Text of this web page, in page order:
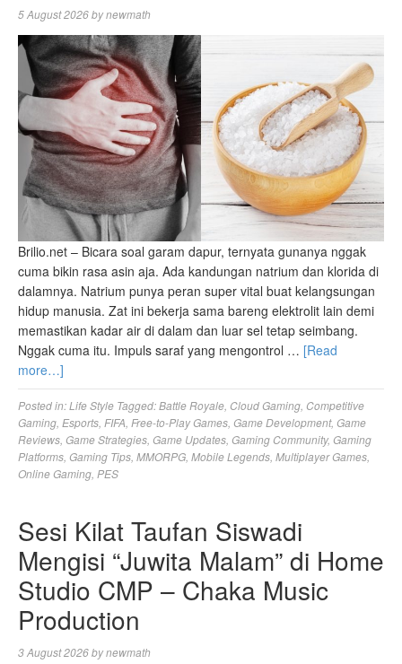
5 August 2026bynewmath
Brilio.net – Bicara soal garam dapur, ternyata gunanya nggak
cuma bikin rasa asin aja. Ada kandungan natrium dan klorida di
dalamnya. Natrium punya peran super vital buat kelangsungan
hidup manusia. Zat ini bekerja sama bareng elektrolit lain demi
memastikan kadar air di dalam dan luar sel tetap seimbang.
Nggak cuma itu. Impuls saraf yang mengontrol … [Read
more…]
Posted in:Life Style Tagged:Battle Royale Cloud Gaming Competitive
Gaming Esports FIFA Free-to-Play Games Game Development, Game
Reviews Game Strategies Game Updates Gaming Community, Gaming
Platforms Gaming Tips MMORPG Mobile Legends Multiplayer Games
Online Gaming PES
Sesi Kilat Taufan Siswadi
Mengisi “Juwita Malam” di Home
Studio CMP – Chaka Music
Production
3 August 2026bynewmath